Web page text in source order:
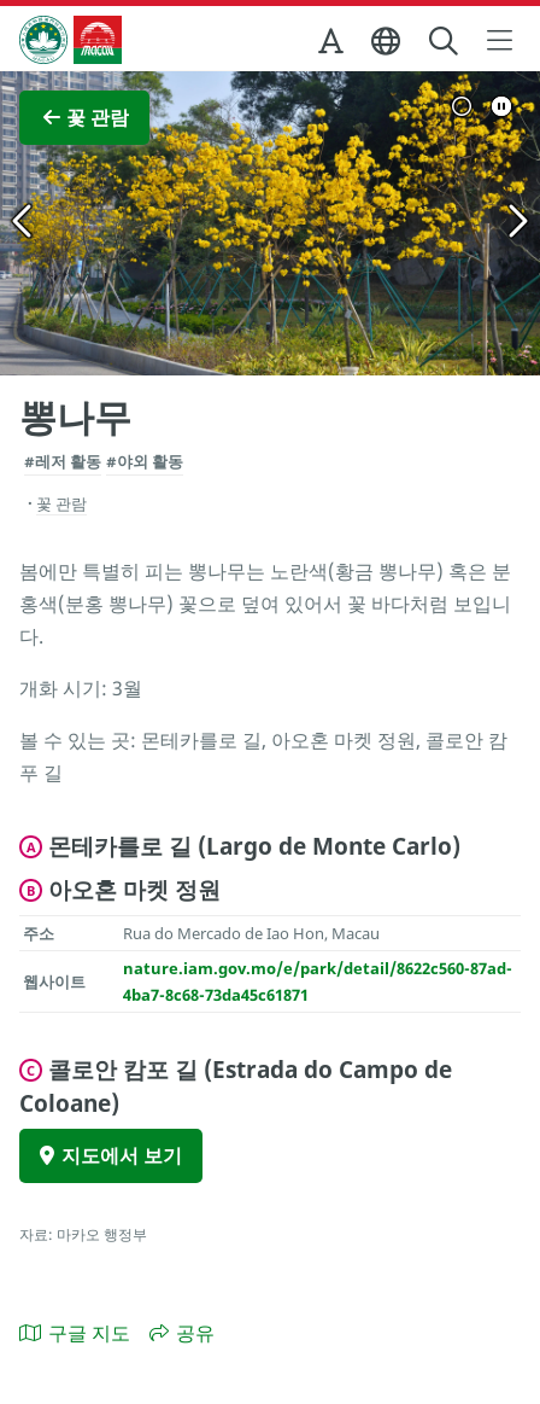
Skip to Main Content
마카오정부관광청
꽃 관람
전체 이미지 보기
뽕나무
#레저 활동 #야외 활동
꽃 관람
봄에만 특별히 피는 뽕나무는 노란색(황금 뽕나무) 혹은 분
홍색(분홍 뽕나무) 꽃으로 덮여 있어서 꽃 바다처럼 보입니
다.
개화 시기: 3월
볼 수 있는 곳: 몬테카를로 길, 아오혼 마켓 정원, 콜로안 캄
푸 길
A 몬테카를로 길 (Largo de Monte Carlo)
B 아오혼 마켓 정원
주소 Rua do Mercado de Iao Hon, Macau
웹사이트
nature.iam.gov.mo/e/park/detail/8622c560-87ad-
4ba7-8c68-73da45c61871
C
콜로안 캄포 길 (Estrada do Campo de
Coloane)
지도에서 보기
자료: 마카오 행정부
구글 지도 공유